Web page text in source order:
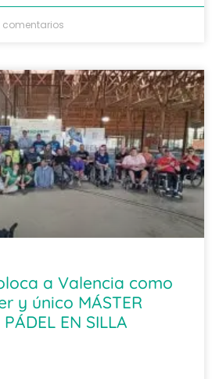
comentarios
a Valencia como
y único MÁSTER
EN SILLA